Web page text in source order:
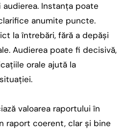
Instanța poate
anumite puncte.
la întrebări, fără a depăși
Audierea poate fi decisivă,
orale ajută la
valoarea raportului în
raport coerent, clar și bine